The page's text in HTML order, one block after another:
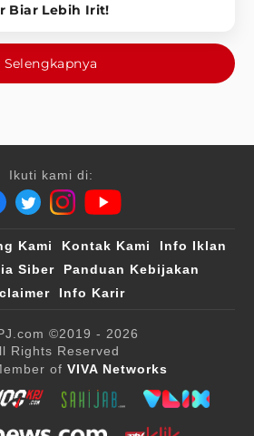
Biar Lebih Irit!
Selengkapnya
Ikuti kami di:
Kami Kontak Kami
Info Iklan
Siber
Panduan Kebijakan
Info Karir
©2019 - 2026
Rights Reserved
of VIVA Networks